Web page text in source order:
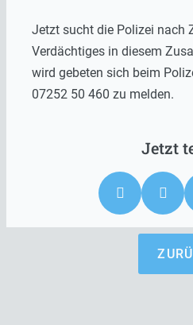
Jetzt sucht die Polizei nach
Verdächtiges in diesem
wird gebeten sich beim
07252 50 460 zu melden.